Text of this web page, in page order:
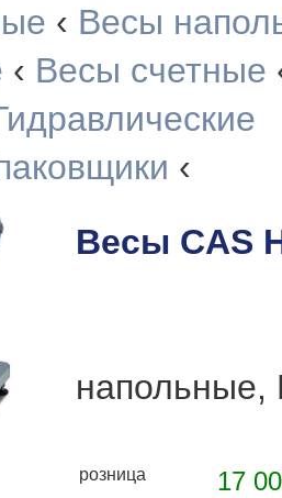
‹ Весы
‹ Весы счетные
‹
Весы CAS
напольные,
розница 17